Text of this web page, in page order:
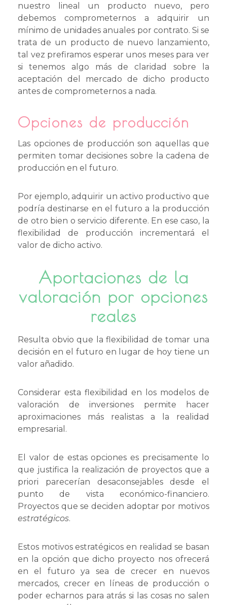
nuestro lineal un producto nuevo, pero
debemos comprometernos a adquirir un
mínimo de unidades anuales por contrato. Si se
trata de un producto de nuevo lanzamiento,
tal vez prefiramos esperar unos meses para ver
si tenemos algo más de claridad sobre la
aceptación del mercado de dicho producto
antes de comprometernos a nada.
Opciones de producción
Las opciones de producción son aquellas que
permiten tomar decisiones sobre la cadena de
producción en el futuro.
Por ejemplo, adquirir un activo productivo que
podría destinarse en el futuro a la producción
de otro bien o servicio diferente. En ese caso, la
flexibilidad de producción incrementará el
valor de dicho activo.
Aportaciones de la
valoración por opciones
reales
Resulta obvio que la flexibilidad de tomar una
decisión en el futuro en lugar de hoy tiene un
valor añadido.
Considerar esta flexibilidad en los modelos de
valoración de inversiones permite hacer
aproximaciones más realistas a la realidad
empresarial.
El valor de estas opciones es precisamente lo
que justifica la realización de proyectos que a
priori parecerían desaconsejables desde el
punto de vista económico-financiero.
Proyectos que se deciden adoptar por motivos
estratégicos.
Estos motivos estratégicos en realidad se basan
en la opción que dicho proyecto nos ofrecerá
en el futuro ya sea de crecer en nuevos
mercados, crecer en líneas de producción o
poder echarnos para atrás si las cosas no salen